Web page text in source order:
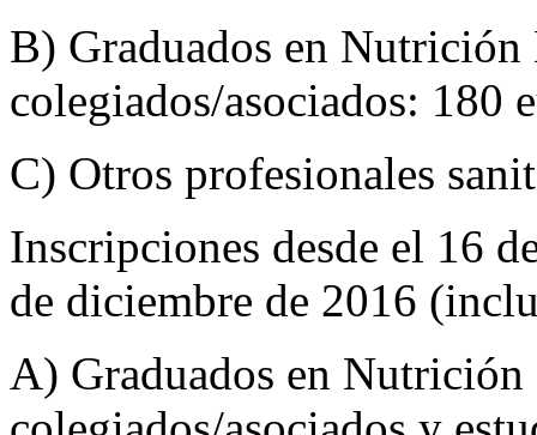
B) Graduados en
colegiados/asociados: 180
C) Otros profesionales
Inscripciones desde el 16
de diciembre de 2016
A) Graduados en